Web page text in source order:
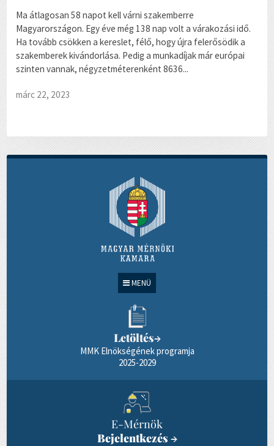
MENÜ
Letöltés→
MMK Elnökségének programja
2025-2029
E-Mérnök
Bejelentkezés →
Ma átlagosan 58 napot kell várni szakemberre
Magyarországon. Egy éve még 138 nap volt a várakozási idő.
Ha tovább csökken a kereslet, félő, hogy újra felerősödik a
szakemberek kivándorlása. Pedig a munkadíjak már európai
szinten vannak, négyzetméterenként 8636...
márc 22, 2023